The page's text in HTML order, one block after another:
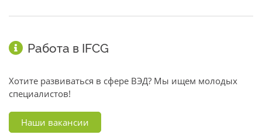
Работа в IFCG
Хотите развиваться в сфере ВЭД? Мы ищем молодых
специалистов!
Наши вакансии